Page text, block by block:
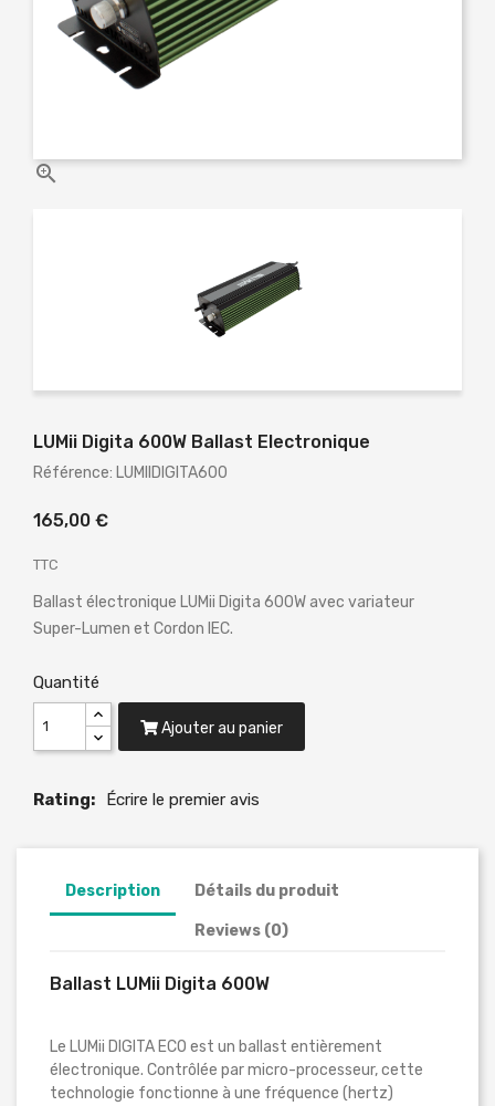

LUMii Digita 600W Ballast Electronique
Référence: LUMIIDIGITA600
165,00 €
TTC
Ballast électronique LUMii Digita 600W avec variateur
Super-Lumen et Cordon IEC.
Quantité
Ajouter au panier
Rating: Écrire le premier avis
Description Détails du produit
Reviews (0)
Ballast LUMii Digita 600W
Le LUMii DIGITA ECO est un ballast entièrement
électronique. Contrôlée par micro-processeur, cette
technologie fonctionne à une fréquence (hertz)